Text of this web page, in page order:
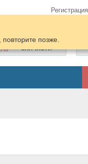
Регистрация
ПОДОБРАТЬ
ЗАПЧАСТИ
позже.